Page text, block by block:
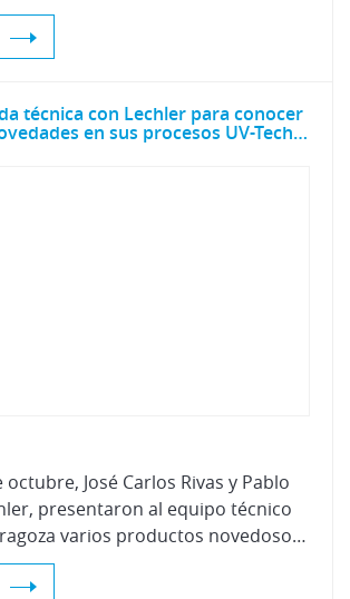
técnica con Lechler para conocer
sus novedades en sus procesos UV-Tech, Air-Tech y Aqua-Tech
octubre, José Carlos Rivas y Pablo
presentaron al equipo técnico
de Centro Zaragoza varios productos novedosos englobados en sus procesos: Aqua-Tech de productos base agua, UV-Tech de secado con radiación ultravioleta y Air-Tech de secado al aire.